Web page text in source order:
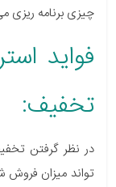
چیزی برنامه ریزی
فواید
تخفیف:
در نظر گرفتن
تواند میزان فروش